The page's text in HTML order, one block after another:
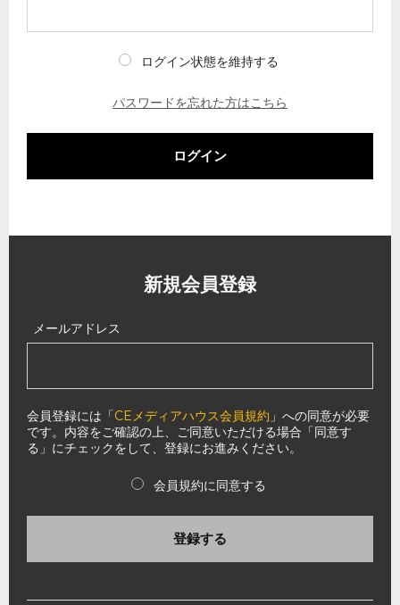
ログイン状態を維持する
パスワードを忘れた方はこちら
ログイン
新規会員登録
メールアドレス
会員登録には「CEメディアハウス会員規約 」への同意が必要
です。内容をご確認の上、ご同意いただける場合「同意す
る」にチェックをして、登録にお進みください。
会員規約に同意する
登録する